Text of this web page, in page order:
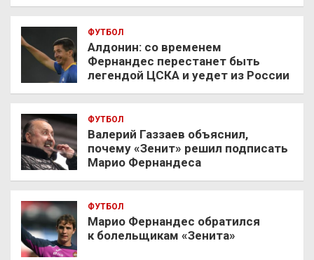
ФУТБОЛ
Алдонин: со временем
Фернандес перестанет быть
легендой ЦСКА и уедет из России
ФУТБОЛ
Валерий Газзаев объяснил,
почему «Зенит» решил подписать
Марио Фернандеса
ФУТБОЛ
Марио Фернандес обратился
к болельщикам «Зенита»